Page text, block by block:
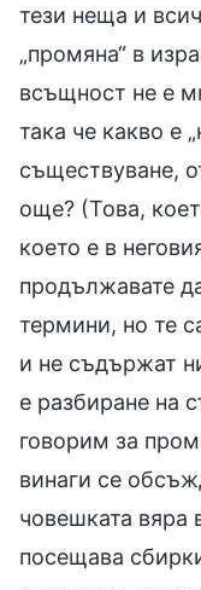
тези неща и
„промяна“ в
всъщност не е
така че какво е
съществуване,
още? (Това,
което е в
продължавате
термини, но те
и не съдържат
е разбиране на
говорим за
винаги се
човешката вяра
посещава